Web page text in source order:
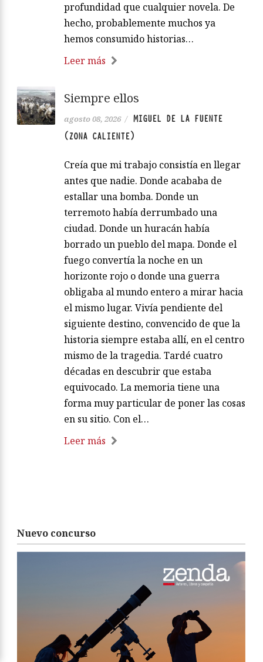
profundidad que cualquier novela. De
hecho, probablemente muchos ya
hemos consumido historias…
Leer más
Siempre ellos
agosto 08, 2026 / MIGUEL DE LA FUENTE
(ZONA CALIENTE)
Creía que mi trabajo consistía en llegar
antes que nadie. Donde acababa de
estallar una bomba. Donde un
terremoto había derrumbado una
ciudad. Donde un huracán había
borrado un pueblo del mapa. Donde el
fuego convertía la noche en un
horizonte rojo o donde una guerra
obligaba al mundo entero a mirar hacia
el mismo lugar. Vivía pendiente del
siguiente destino, convencido de que la
historia siempre estaba allí, en el centro
mismo de la tragedia. Tardé cuatro
décadas en descubrir que estaba
equivocado. La memoria tiene una
forma muy particular de poner las cosas
en su sitio. Con el…
Leer más
Nuevo concurso